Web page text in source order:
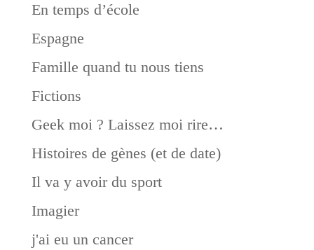
En temps d’école
Espagne
Famille quand tu nous tiens
Fictions
Geek moi ? Laissez moi rire…
Histoires de gènes (et de date)
Il va y avoir du sport
Imagier
j'ai eu un cancer